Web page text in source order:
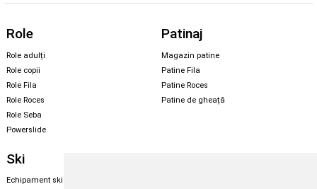
Role
Role adulți
Role copii
Role Fila
Role Roces
Role Seba
Powerslide
Patinaj
Magazin patine
Patine Fila
Patine Roces
Patine de gheață
Ski
Echipament ski